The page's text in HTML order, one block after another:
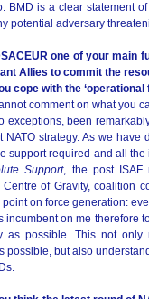
BMD is a clear statement
potential adversary
one of your main
Allies to commit the
cope with the
comment on what you
exceptions, been
NATO strategy. As we
support required and all
Support, the post ISAF
Centre of Gravity, coalition
point on force generation:
incumbent on me therefore
as possible. This not only
possible, but also